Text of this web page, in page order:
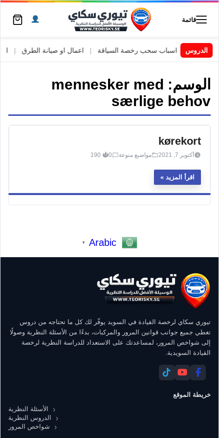
قائمة
الدروسالسويد | اسباب سحب رخصة السياقة اعمال او صيانة الطرق
الوسم: mennesker med
særlige behov
kørekort
أكتوبر 7, 2021 مواضيع منوعة 0
190
اقرأ المزيد
Arabic
▼
تيوري سكاي لرخصة القيادة في السويد يوفّر لك كل ما تحتاجه من دروس
تغطي جميع جوانب قوانين المرور والمركبات، بدءًا من الأسئلة النظرية وصولًا
إلى شواخص المرور، لمساعدتك على الاستعداد للدراسة النظرية لرخصة
القيادة السويدية.
خريطة الموقع
الأسئلة النظرية
الدروس النظرية
شواخص المرور